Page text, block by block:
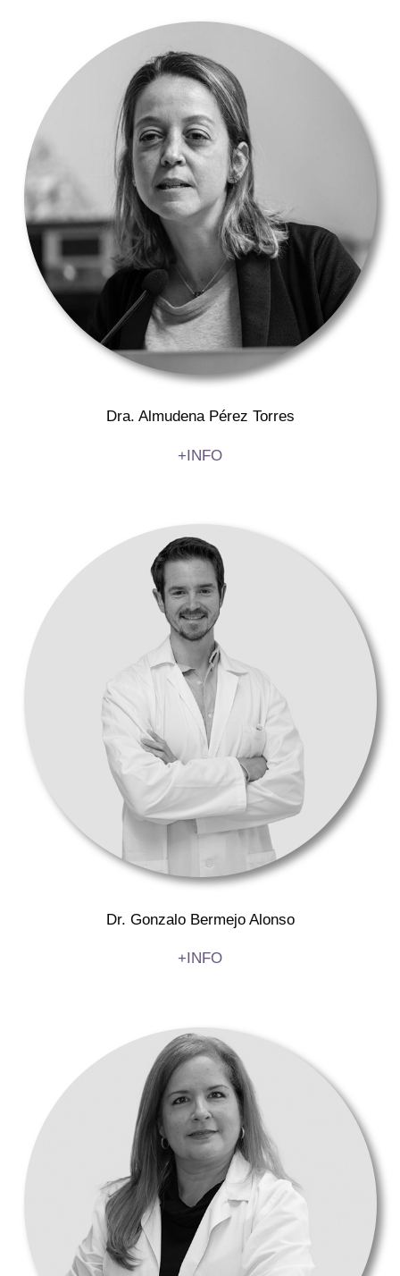
Dra. Almudena Pérez Torres
+INFO
Dr. Gonzalo Bermejo Alonso
+INFO